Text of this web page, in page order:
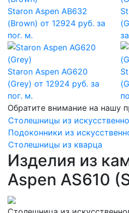
Staron Aspen AB632
(Brown) от 12924 руб. за
пог. м.
Staron Aspen AG620
(Grey) от 12924 руб. за
пог. м.
Обратите внимание на нашу
Столешницы из
Подоконники из
Столешницы из кварца
Изделия из
Aspen AS610